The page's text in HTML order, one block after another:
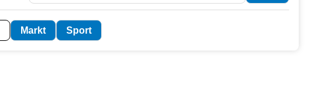
Markt Sport